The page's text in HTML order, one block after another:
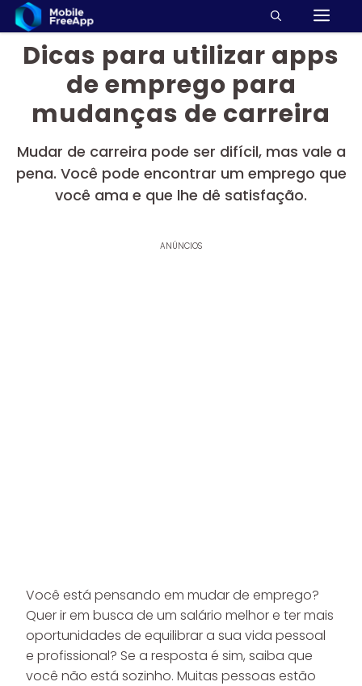
Pular
para
conteúdo
Dicas para utilizar apps
de emprego para
mudanças de carreira
Mudar de carreira pode ser difícil, mas vale a
pena. Você pode encontrar um emprego que
você ama e que lhe dê satisfação.
ANÚNCIOS
Você está pensando em mudar de emprego?
Quer ir em busca de um salário melhor e ter mais
oportunidades de equilibrar a sua vida pessoal
e profissional? Se a resposta é sim, saiba que
você não está sozinho. Muitas pessoas estão